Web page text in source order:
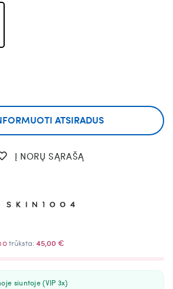
ATSIRADUS
Į NORŲ SĄRAŠĄ
trūksta:45,00 €
siuntoje (VIP 3x)